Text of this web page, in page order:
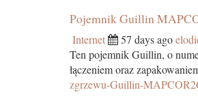
Pojemnik Guillin
Internet 57 days ago
Ten pojemnik Guillin, o
łączeniem oraz
zgrzewu-Guillin-